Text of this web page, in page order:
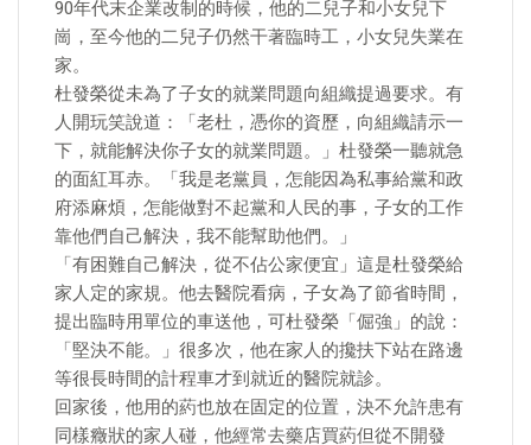
90年代末企業改制的時候，他的二兒子和小女兒下
崗，至今他的二兒子仍然干著臨時工，小女兒失業在
家。
杜發榮從未為了子女的就業問題向組織提過要求。有
人開玩笑說道：「老杜，憑你的資歷，向組織請示一
下，就能解決你子女的就業問題。」杜發榮一聽就急
的面紅耳赤。「我是老黨員，怎能因為私事給黨和政
府添麻煩，怎能做對不起黨和人民的事，子女的工作
靠他們自己解決，我不能幫助他們。」
「有困難自己解決，從不佔公家便宜」這是杜發榮給
家人定的家規。他去醫院看病，子女為了節省時間，
提出臨時用單位的車送他，可杜發榮「倔強」的說：
「堅決不能。」很多次，他在家人的攙扶下站在路邊
等很長時間的計程車才到就近的醫院就診。
回家後，他用的葯也放在固定的位置，決不允許患有
同樣癥狀的家人碰，他經常去藥店買葯但從不開發